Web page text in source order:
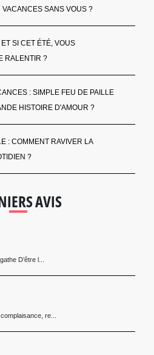
VACANCES SANS VOUS ?
SI CET ÉTÉ, VOUS
RALENTIR ?
: SIMPLE FEU DE PAILLE
HISTOIRE D'AMOUR ?
: COMMENT RAVIVER LA
?
AVIS
D’être l...
re...